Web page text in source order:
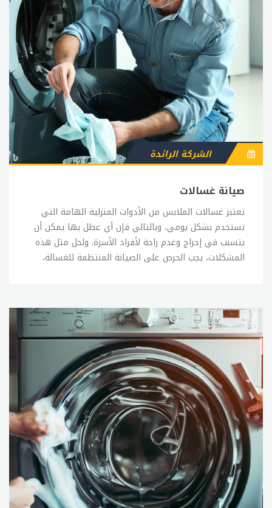
صيانة غسالات
الشركة الرائدة
تعتبر غسالات الملابس من الأدوات المنزلية الهامة التي
تستخدم بشكل يومي، وبالتالي فإن أي عطل بها يمكن أن
يتسبب في إحراج وعدم راحة لأفراد الأسرة. ولحل مثل هذه
المشكلات، يجب الحرص على الصيانة المنتظمة للغسالة،
ولكن في حالة عدم القدرة على إصلاح المشكلة، يجب
الاتصال ب sitename. الإصلاحات البسيطة التي يمكن
القيام بها بنفسك في حالة وجود أعطال بسيطة في
الغسالة تشمل: 1- فحص خراطيم المياه والتأكد من عدم
وجود تسربات أو تلف فيها. 2- فحص الفلاتر وتنظيفها
بانتظام. 3- فحص وتنظيف جهاز الصرف الصحي. 4- فحص
وتنظيف الأجزاء الداخلية للغسالة. 5- فحص الأسلاك
الكهربائية والتأكد من سلامتها. وفي حالة عدم القدرة
على إصلاح المشكلة بنفسك، يجب الاتصال ب sitename
لإصلاح الأعطال بشكل صحيح ودقيق. ويمكنك الاتصال
بخدمة العملاء للحصول على المساعدة في العثور على خبير
صيانة مؤهل. تصليح غسالات تعتبر صيانة الغسالات من
الخدمات الأساسية التي تقدمها sitename للأفراد